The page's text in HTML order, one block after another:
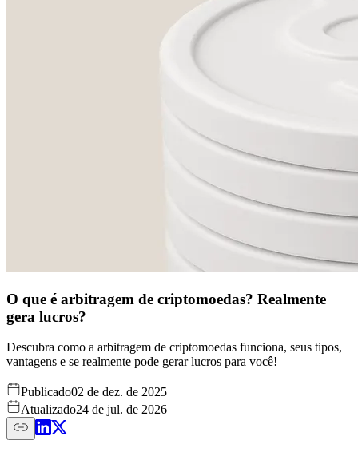
O que é arbitragem de criptomoedas? Realmente
gera lucros?
Descubra como a arbitragem de criptomoedas funciona, seus tipos,
vantagens e se realmente pode gerar lucros para você!
Publicado02 de dez. de 2025
Atualizado24 de jul. de 2026